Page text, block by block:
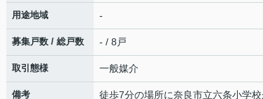
用途地域 -
募集戸数 / 総戸数 - / 8戸
取引態様 一般媒介
備考
徒歩7分の場所に奈良市立六条小学